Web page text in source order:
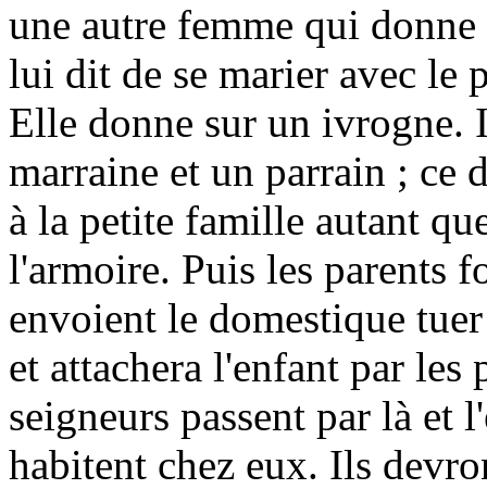
une autre femme qui donne
lui dit de se marier avec le
Elle donne sur un
marraine et un parrain ; ce
à la petite famille autant
l'armoire. Puis les parents
envoient le domestique
et attachera l'enfant par les
seigneurs passent par là et
habitent chez eux. Ils